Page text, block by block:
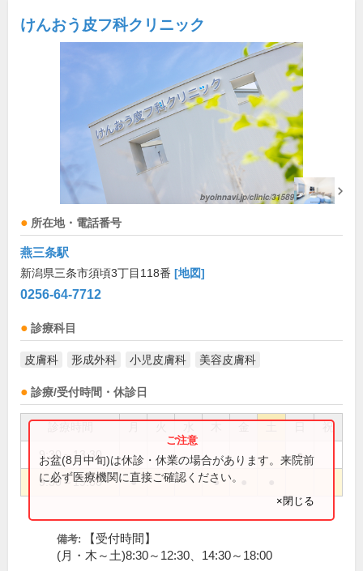
けんおう皮フ科クリニック
所在地・電話番号
燕三条駅
新潟県三条市須頃3丁目118番 [地図]
0256-64-7712
診療科目
皮膚科 形成外科 小児皮膚科 美容皮膚科
診療/受付時間・休診日
祝
9:30～13:30 ●
9:30～19:00 ● ●
お盆(8月中旬)は休診・休業の場合があります。来院前
に必ず医療機関に直接ご確認ください。
×閉じる
備考:
【受付時間】
(月・木～土)8:30～12:30、14:30～18:00